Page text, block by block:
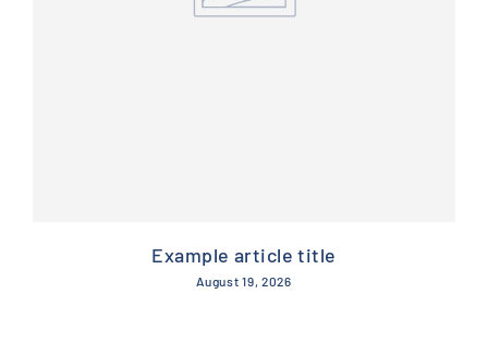
Example article title
August 19, 2026